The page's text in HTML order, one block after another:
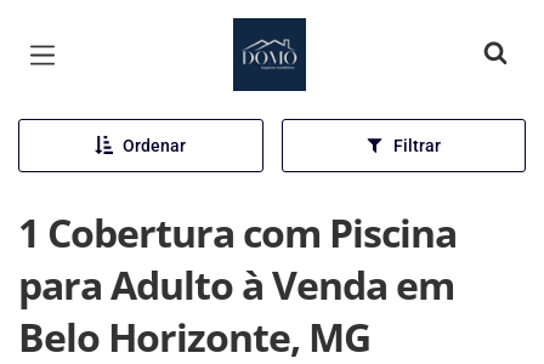
Página inicial
Ordenar Filtrar
1 Cobertura com Piscina
para Adulto à Venda em
Belo Horizonte, MG